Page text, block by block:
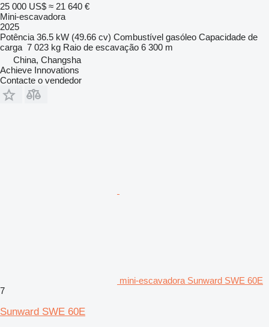
25 000 US$ ≈ 21 640 €
Mini-escavadora
2025
Potência 36.5 kW (49.66 cv) Combustível gasóleo Capacidade de
carga 7 023 kg Raio de escavação 6 300 m
China, Changsha
Achieve Innovations
Contacte o vendedor
mini-escavadora Sunward SWE 60E
7
Sunward SWE 60E